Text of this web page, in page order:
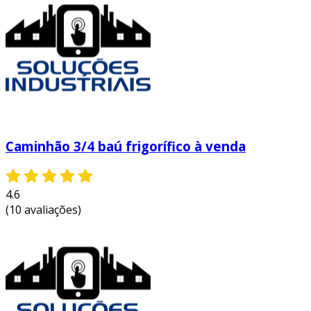
alimentos e produtos, garantindo que
cheguem em perfeitas condições ao
consumidor.
redução de perdas financeiras:
mantendo a temperatura adequada, as
conformidade regulatória:o transporte
de produtos perecíveis e farmacêuticos
um caminhão baú refrigerado, as
aumenta a confiança do cliente:
entrega de produtos em alta qualidade e
com segurança resulta em maior
Caminhão 3/4 baú frigorífico à venda
4.6
(10 avaliações)